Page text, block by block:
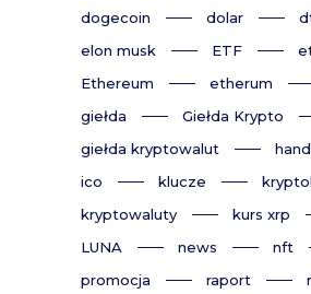
dogecoin
dolar
elon musk
ETF
Ethereum
etherum
giełda
Giełda Krypto
giełda kryptowalut
ico
klucze
kryptowaluty
kurs xrp
LUNA
news
nft
promocja
raport